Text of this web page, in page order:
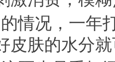
情况，一年
皮肤的水分